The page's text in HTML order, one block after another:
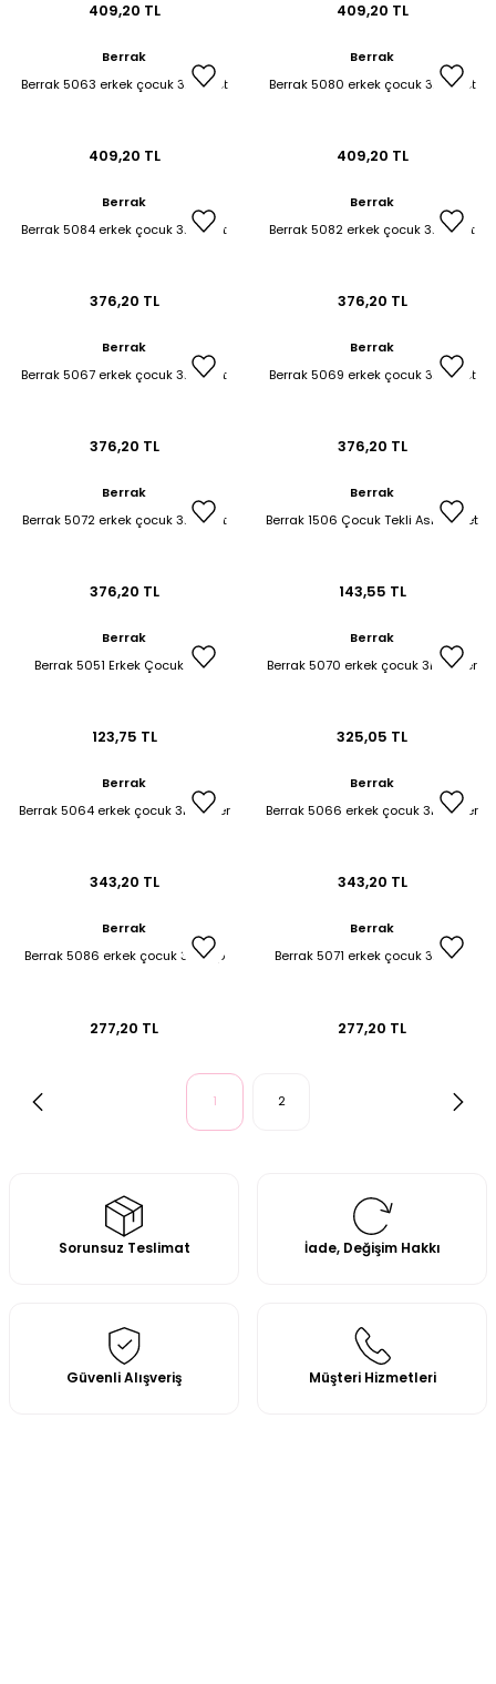
409,20 TL 409,20 TL
Berrak
Berrak 5063 erkek çocuk 3lü atlet
409,20 TL
Berrak
Berrak 5080 erkek çocuk 3lü atlet
409,20 TL
Berrak
Berrak 5084 erkek çocuk 3lü atlet
376,20 TL
Berrak
Berrak 5082 erkek çocuk 3lü atlet
376,20 TL
Berrak
Berrak 5067 erkek çocuk 3lü atlet
376,20 TL
Berrak
Berrak 5069 erkek çocuk 3lü atlet
376,20 TL
Berrak
Berrak 5072 erkek çocuk 3lü atlet
376,20 TL
Berrak
Berrak 1506 Çocuk Tekli Askılı Atlet
143,55 TL
Berrak
Berrak 5051 Erkek Çocuk Atlet
123,75 TL
Berrak
Berrak 5070 erkek çocuk 3lü boxer
325,05 TL
Berrak
Berrak 5064 erkek çocuk 3lü boxer
343,20 TL
Berrak
Berrak 5066 erkek çocuk 3lü boxer
343,20 TL
Berrak
Berrak 5086 erkek çocuk 3lü slip
277,20 TL
Berrak
Berrak 5071 erkek çocuk 3lü slip
277,20 TL
1 2
Sorunsuz Teslimat İade, Değişim Hakkı
Güvenli Alışveriş Müşteri Hizmetleri